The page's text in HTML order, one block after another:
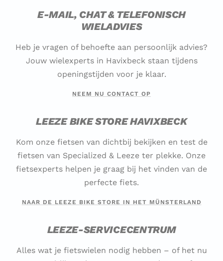
E-MAIL, CHAT & TELEFONISCH
WIELADVIES
Heb je vragen of behoefte aan persoonlijk advies?
Jouw wielexperts in Havixbeck staan tijdens
openingstijden voor je klaar.
NEEM NU CONTACT OP
LEEZE BIKE STORE HAVIXBECK
Kom onze fietsen van dichtbij bekijken en test de
fietsen van Specialized & Leeze ter plekke. Onze
fietsexperts helpen je graag bij het vinden van de
perfecte fiets.
NAAR DE LEEZE BIKE STORE IN HET MÜNSTERLAND
LEEZE-SERVICECENTRUM
Alles wat je fietswielen nodig hebben – of het nu